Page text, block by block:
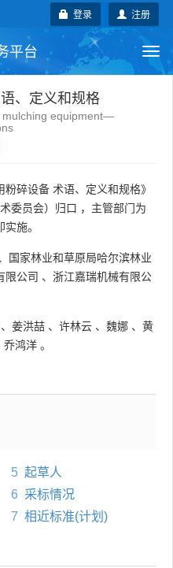
注册
登录
平台
准 地方标准
准
、定义和规格
equipment—
碎设备 术语、定义和规格》
委员会）归口 ，主管部门为
施。
国家林业和草原局哈尔滨林业
限公司 、 浙江嘉瑞机械有限公
、 姜洪喆 、 许林云 、 魏娜 、 黄
乔鸿洋 。
5 起草人
6 采标情况
7 相近标准(计划)